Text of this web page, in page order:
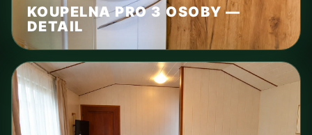
KOUPELNA PRO 3 OSOBY —
DETAIL